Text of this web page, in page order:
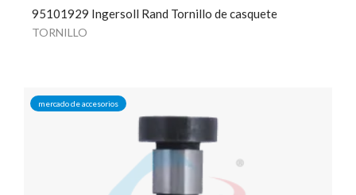
95101929 Ingersoll Rand Tornillo de casquete
TORNILLO
mercado de accesorios